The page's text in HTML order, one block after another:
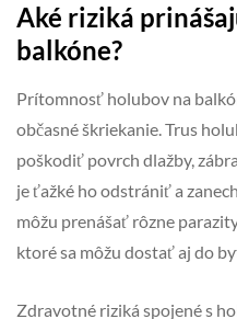
Aké riziká
balkóne?
Prítomnosť holubov na
občasné škriekanie. Trus
poškodiť povrch dlažby,
je ťažké ho odstrániť a
môžu prenášať rôzne
ktoré sa môžu dostať aj do
Zdravotné riziká spojené s